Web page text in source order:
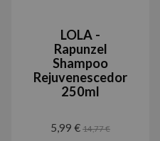
LOLA -
Rapunzel
Shampoo
Rejuvenescedor
250ml
5,99 € 14,77 €